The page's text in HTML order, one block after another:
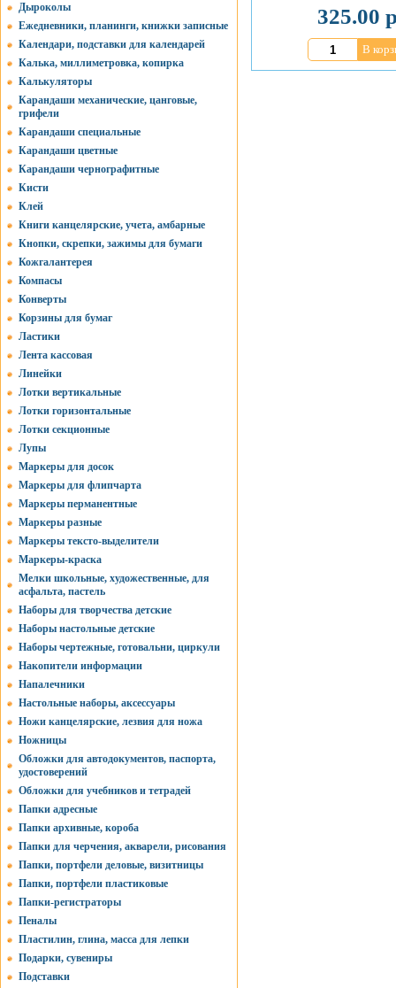
Дыроколы
Ежедневники, планинги, книжки записные
Календари, подставки для календарей
Калька, миллиметровка, копирка
Калькуляторы
Карандаши механические, цанговые,
грифели
Карандаши специальные
Карандаши цветные
Карандаши чернографитные
Кисти
Клей
Книги канцелярские, учета, амбарные
Кнопки, скрепки, зажимы для бумаги
Кожгалантерея
Компасы
Конверты
Корзины для бумаг
Ластики
Лента кассовая
Линейки
Лотки вертикальные
Лотки горизонтальные
Лотки секционные
Лупы
Маркеры для досок
Маркеры для флипчарта
Маркеры перманентные
Маркеры разные
Маркеры тексто-выделители
Маркеры-краска
Мелки школьные, художественные, для
асфальта, пастель
Наборы для творчества детские
Наборы настольные детские
Наборы чертежные, готовальни, циркули
Накопители информации
Напалечники
Настольные наборы, аксессуары
Ножи канцелярские, лезвия для ножа
Ножницы
Обложки для автодокументов, паспорта,
удостоверений
Обложки для учебников и тетрадей
Папки адресные
Папки архивные, короба
Папки для черчения, акварели, рисования
Папки, портфели деловые, визитницы
Папки, портфели пластиковые
Папки-регистраторы
Пеналы
Пластилин, глина, масса для лепки
Подарки, сувениры
Подставки
325.00
В